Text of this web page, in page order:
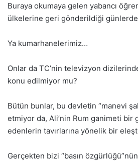
Buraya okumaya gelen yabancı
ülkelerine geri gönderildiği
Ya kumarhanelerimiz…
Onlar da TC’nin televizyon
konu edilmiyor mu?
Bütün bunlar, bu devletin “manevi
etmiyor da, Ali’nin Rum ganimeti bir
edenlerin tavırlarına yönelik bir
Gerçekten bizi “basın